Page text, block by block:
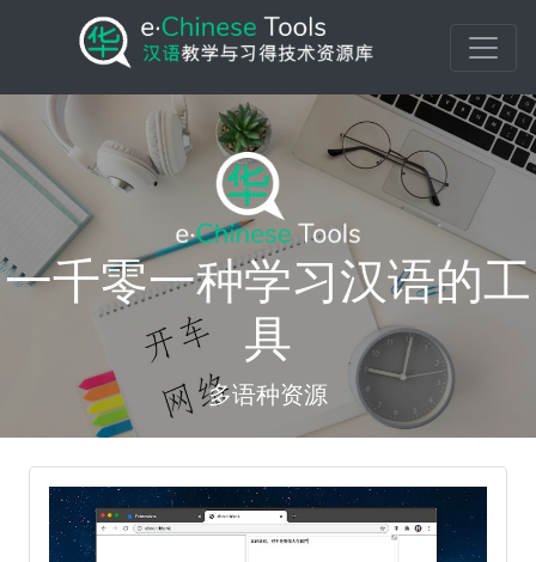
一千零一种学习汉语的工
具
多语种资源